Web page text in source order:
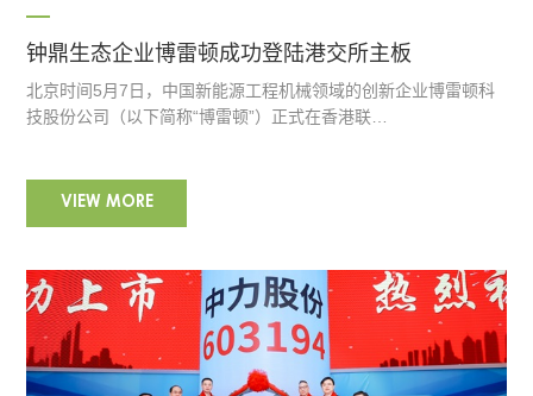
钟鼎生态企业博雷顿成功登陆港交所主板
北京时间5月7日，中国新能源工程机械领域的创新企业博雷顿科
技股份公司（以下简称“博雷顿”）正式在香港联…
VIEW MORE